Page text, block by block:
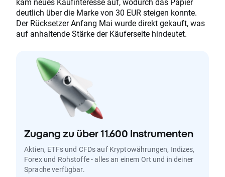
deutlich über die Marke von 30 EUR steigen konnte.
Der Rücksetzer Anfang Mai wurde direkt gekauft, was
auf anhaltende Stärke der Käuferseite hindeutet.
Zugang zu über 11.600 Instrumenten
Aktien, ETFs und CFDs auf Kryptowährungen, Indizes,
Forex und Rohstoffe - alles an einem Ort und in deiner
Sprache verfügbar.